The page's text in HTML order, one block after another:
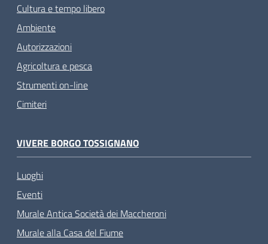
Cultura e tempo libero
Ambiente
Autorizzazioni
Agricoltura e pesca
Strumenti on-line
Cimiteri
VIVERE BORGO TOSSIGNANO
Luoghi
Eventi
Murale Antica Società dei Maccheroni
Murale alla Casa del Fiume